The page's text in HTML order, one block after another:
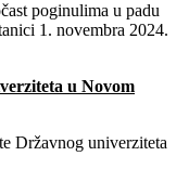
poginulima u padu
1. novembra 2024.
u Novom
Državnog univerziteta